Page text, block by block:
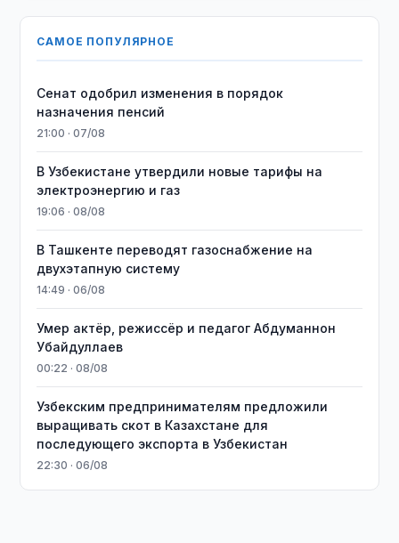
САМОЕ ПОПУЛЯРНОЕ
Сенат одобрил изменения в порядок
назначения пенсий
21:00 · 07/08
В Узбекистане утвердили новые тарифы на
электроэнергию и газ
19:06 · 08/08
В Ташкенте переводят газоснабжение на
двухэтапную систему
14:49 · 06/08
Умер актёр, режиссёр и педагог Абдуманнон
Убайдуллаев
00:22 · 08/08
Узбекским предпринимателям предложили
выращивать скот в Казахстане для
последующего экспорта в Узбекистан
22:30 · 06/08